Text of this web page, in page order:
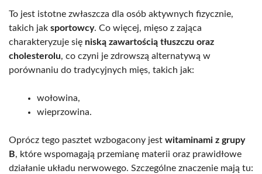
To jest istotne zwłaszcza dla osób aktywnych fizycznie,
takich jak sportowcy. Co więcej, mięso z zająca
charakteryzuje się niską zawartością tłuszczu oraz
cholesterolu, co czyni je zdrowszą alternatywą w
porównaniu do tradycyjnych mięs, takich jak:
wołowina,
wieprzowina.
Oprócz tego pasztet wzbogacony jest witaminami z grupy
B, które wspomagają przemianę materii oraz prawidłowe
działanie układu nerwowego. Szczególne znaczenie mają tu: